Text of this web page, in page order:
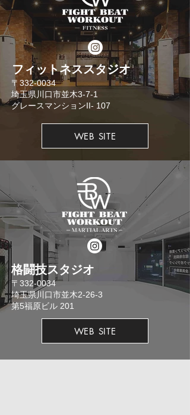
​フィットネススタジオ
​〒332-0034
埼玉県川口市並木3-7-1
​グレースマンションII- 107
WEB SITE
格闘技スタジオ
​〒332-0034
埼玉県川口市並木2-26-3
​第5福原ビル 201
WEB SITE